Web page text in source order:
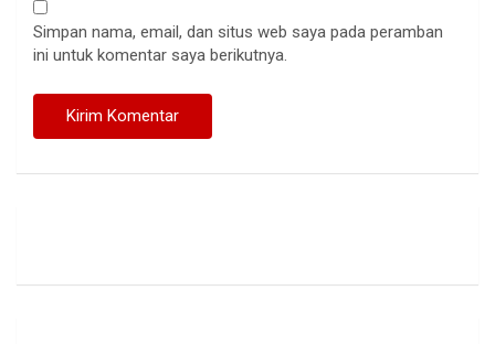
Simpan nama, email, dan situs web saya pada peramban
ini untuk komentar saya berikutnya.